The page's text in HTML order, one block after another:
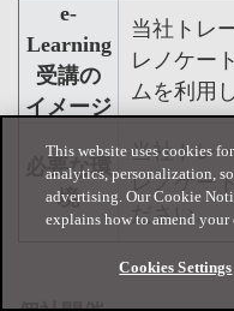
e-
Learning
受講の
イメージ
当社トレ
レノケー
ムを利用
必要な環
境
当社トレ
レノケー
ださい。
This website uses cookies
analytics, personalization,
advertising. Our Cookie
explains how to amend
Cookies Settings